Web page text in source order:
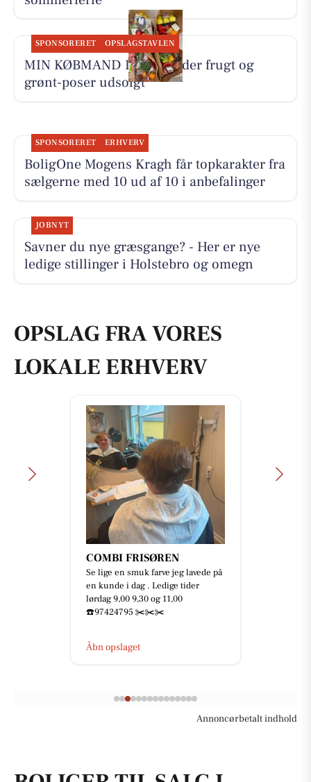
SPONSORERET OPSLAGSTAVLEN
MIN KØBMAND I ASP melder frugt og
grønt-poser udsolgt
SPONSORERET ERHVERV
BoligOne Mogens Kragh får topkarakter fra
sælgerne med 10 ud af 10 i anbefalinger
JOBNYT
Savner du nye græsgange? - Her er nye
ledige stillinger i Holstebro og omegn
OPSLAG FRA VORES
LOKALE ERHVERV
Mejrup Kultur- og
Fritidscenter
🥳🎅🏻 JULEFROKOST 2026 🎄🎉
Skal I med til årets fest? 🤩 Der er
netop nu åbent for billetsalget til
Åbn opslaget
Annoncørbetalt indhold